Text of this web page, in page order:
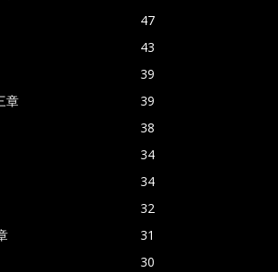
47
43
39
章
39
38
34
34
32
31
30